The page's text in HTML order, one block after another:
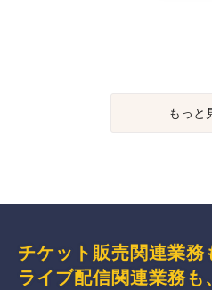
もっと
チケット販売関連業務
ライブ配信関連業務も、